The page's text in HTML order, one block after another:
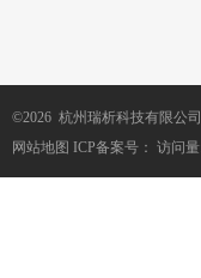
©2026 杭州瑞析科技有限公
网站地图 ICP备案号： 访问量